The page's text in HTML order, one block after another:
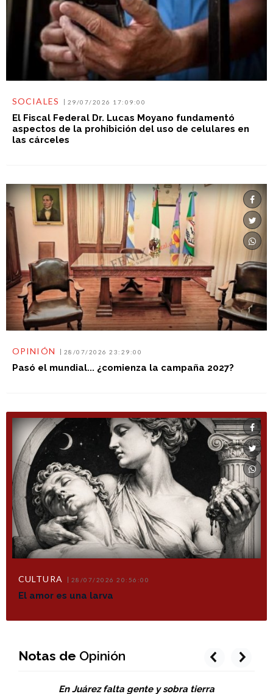
SOCIALES 29/07/2026 17:09:00
El Fiscal Federal Dr. Lucas Moyano fundamentó
aspectos de la prohibición del uso de celulares en
las cárceles
OPINIÓN 28/07/2026 23:29:00
Pasó el mundial... ¿comienza la campaña 2027?
CULTURA 28/07/2026 20:56:00
El amor es una larva
Notas de Opinión
En Juárez falta gente y sobra tierra
prev next